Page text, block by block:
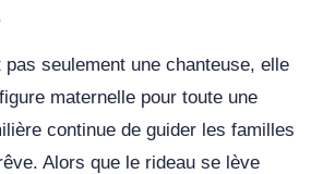
pas seulement une chanteuse, elle
maternelle pour toute une
continue de guider les familles
Alors que le rideau se lève